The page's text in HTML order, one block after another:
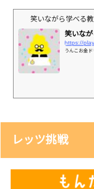
笑いながら学べる
笑いな
https://
うんこお金ド
レッツ挑戦